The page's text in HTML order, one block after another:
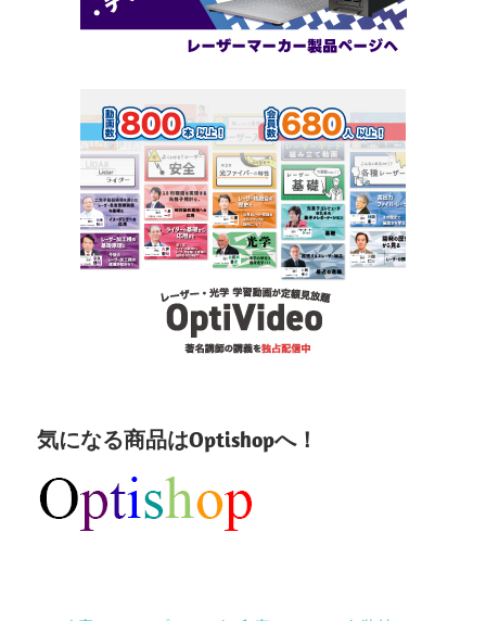
気になる商品はOptishopへ！